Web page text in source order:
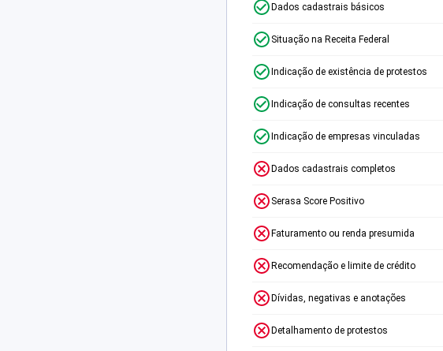
Dados cadastrais básicos
Situação na Receita Federal
Indicação de existência de protestos
Indicação de consultas recentes
Indicação de empresas vinculadas
Dados cadastrais completos
Serasa Score Positivo
Faturamento ou renda presumida
Recomendação e limite de crédito
Dívidas, negativas e anotações
Detalhamento de protestos